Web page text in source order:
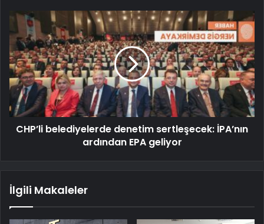
CHP’li belediyelerde denetim sertleşecek: İPA’nın
ardından EPA geliyor
İlgili Makaleler